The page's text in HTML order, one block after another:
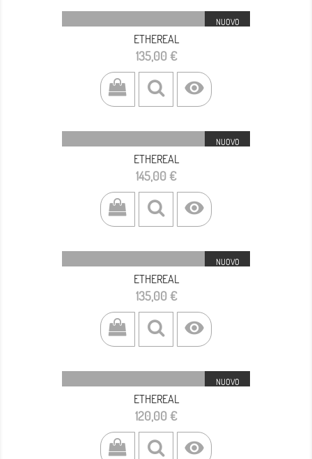
NUOVO
ETHEREAL
Prezzo
135,00 €

NUOVO
ETHEREAL
Prezzo
145,00 €

NUOVO
ETHEREAL
Prezzo
135,00 €

NUOVO
ETHEREAL
Prezzo
120,00 €
